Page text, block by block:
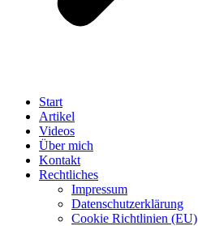
Start
Artikel
Videos
Über mich
Kontakt
Rechtliches
Impressum
Datenschutzerklärung
Cookie Richtlinien (EU)